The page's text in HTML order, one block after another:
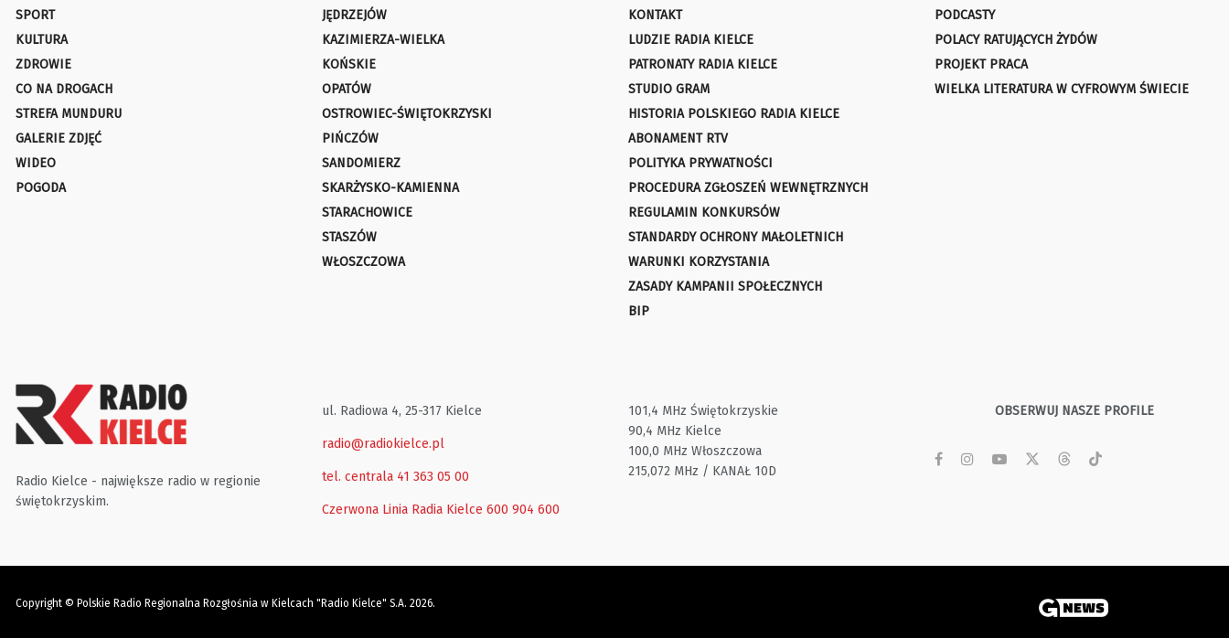
SPORT
KULTURA
ZDROWIE
CO NA DROGACH
STREFA MUNDURU
GALERIE ZDJĘĆ
WIDEO
POGODA
JĘDRZEJÓW
KAZIMIERZA-WIELKA
KOŃSKIE
OPATÓW
OSTROWIEC-ŚWIĘTOKRZYSKI
PIŃCZÓW
SANDOMIERZ
SKARŻYSKO-KAMIENNA
STARACHOWICE
STASZÓW
WŁOSZCZOWA
KONTAKT
LUDZIE RADIA KIELCE
PATRONATY RADIA KIELCE
STUDIO GRAM
HISTORIA POLSKIEGO RADIA KIELCE
ABONAMENT RTV
POLITYKA PRYWATNOŚCI
PROCEDURA ZGŁOSZEŃ WEWNĘTRZNYCH
REGULAMIN KONKURSÓW
STANDARDY OCHRONY MAŁOLETNICH
WARUNKI KORZYSTANIA
ZASADY KAMPANII SPOŁECZNYCH
BIP
PODCASTY
POLACY RATUJĄCYCH ŻYDÓW
PROJEKT PRACA
WIELKA LITERATURA W CYFROWYM ŚWIECIE
Radio Kielce - największe radio w regionie
świętokrzyskim.
ul. Radiowa 4, 25-317 Kielce
radio@radiokielce.pl
tel. centrala 41 363 05 00
Czerwona Linia Radia Kielce 600 904 600
101,4 MHz Świętokrzyskie
90,4 MHz Kielce
100,0 MHz Włoszczowa
215,072 MHz / KANAŁ 10D
OBSERWUJ NASZE PROFILE
Copyright © Polskie Radio Regionalna Rozgłośnia w Kielcach "Radio Kielce" S.A. 2026.